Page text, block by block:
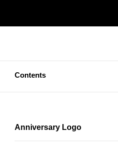
Contents
Anniversary Logo